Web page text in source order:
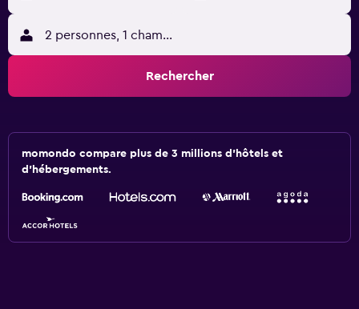
2 personnes, 1 chambre
Rechercher
momondo compare plus de 3 millions d'hôtels et
d'hébergements.